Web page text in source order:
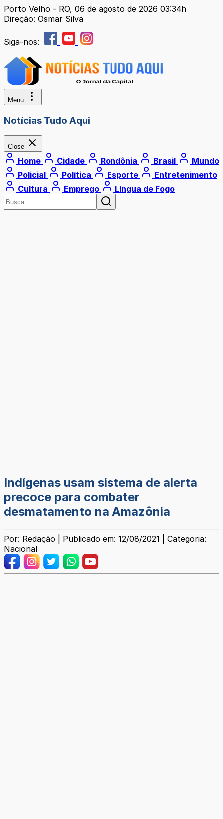
Porto Velho - RO, 06 de agosto de 2026 03:34h
Direção: Osmar Silva
Siga-nos:
Menu
Notícias Tudo Aqui
Close
Home Cidade Rondônia Brasil
Mundo
Policial
Política Esporte
Entretenimento
Cultura
Emprego Língua de Fogo
Indígenas usam sistema de alerta
precoce para combater
desmatamento na Amazônia
Por: Redação | Publicado em: 12/08/2021 | Categoria:
Nacional